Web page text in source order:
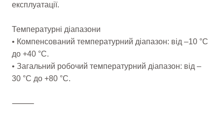
експлуатації.
Температурні діапазони
• Компенсований температурний діапазон: від –10 °C
до +40 °C.
• Загальний робочий температурний діапазон: від –
30 °C до +80 °C.
⸻